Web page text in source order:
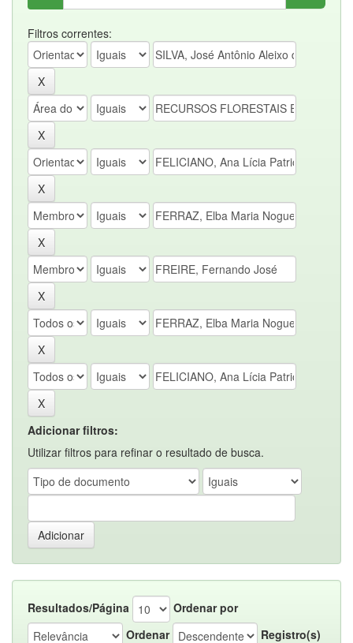
Filtros correntes:
Adicionar filtros:
Utilizar filtros para refinar o resultado de busca.
Resultados/Página
Ordenar por
Ordenar
Registro(s)